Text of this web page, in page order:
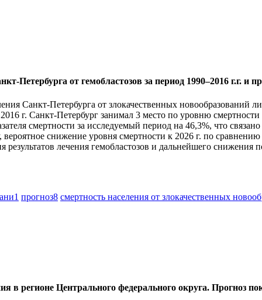
Петербурга от гемобластозов за период 1990–2016 г.г. и
Санкт-Петербурга от злокачественных новообразований
г. Санкт-Петербург занимал 3 место по уровню
смертности за исследуемый период на 46,3%, что
снижение уровня смертности к 2026 г. по
лечения гемобластозов и дальнейшего снижения
1 прогноз8 смертность населения от злокачественных
в регионе Центрального федерального округа. Прогноз